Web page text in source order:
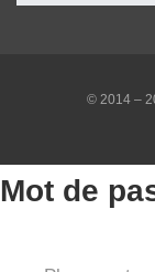
© 2014 –
Mot de